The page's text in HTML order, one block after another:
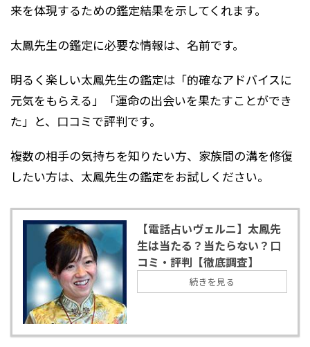
来を体現するための鑑定結果を示してくれます。
太鳳先生の鑑定に必要な情報は、名前です。
明るく楽しい太鳳先生の鑑定は「的確なアドバイスに
元気をもらえる」「運命の出会いを果たすことができ
た」と、口コミで評判です。
複数の相手の気持ちを知りたい方、家族間の溝を修復
したい方は、太鳳先生の鑑定をお試しください。
【電話占いヴェルニ】太鳳先
生は当たる？当たらない？口
コミ・評判【徹底調査】
続きを見る